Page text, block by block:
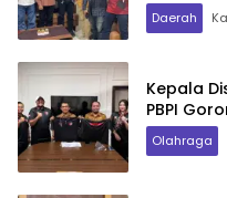
Daerah
Kepala
PBPI
Olahraga